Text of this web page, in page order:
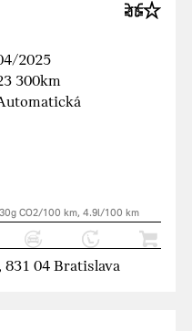
2025
300km
CO2/100 km, 4.9l/100 km
831 04 Bratislava